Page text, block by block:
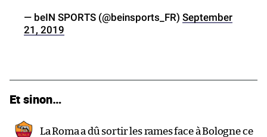
— beIN SPORTS (@beinsports_FR) September
21, 2019
Et sinon…
La Roma a dû sortir les rames face à Bologne ce